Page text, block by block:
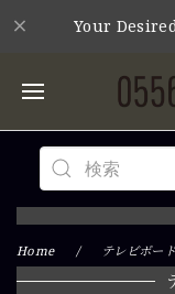
Your
Home テレビボー